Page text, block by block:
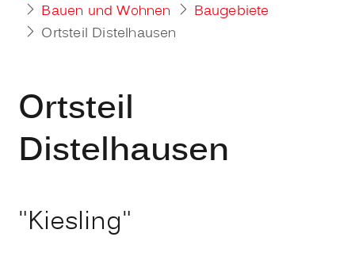
Bauen und Wohnen
Baugebiete
Ortsteil Distelhausen
Ortsteil
Distelhausen
"Kiesling"